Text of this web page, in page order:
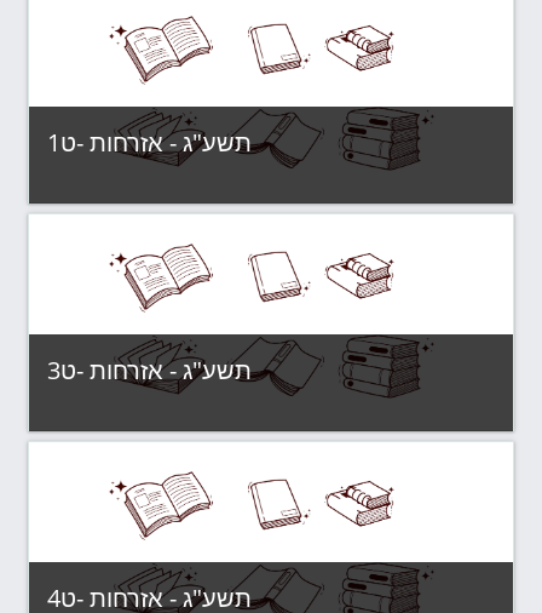
תשע"ג - אזרחות -ט1
Category:תשע"ג - קבוצות לימוד
View Course
תשע"ג - אזרחות -ט3
Category:תשע"ג - קבוצות לימוד
View Course
תשע"ג - אזרחות -ט4